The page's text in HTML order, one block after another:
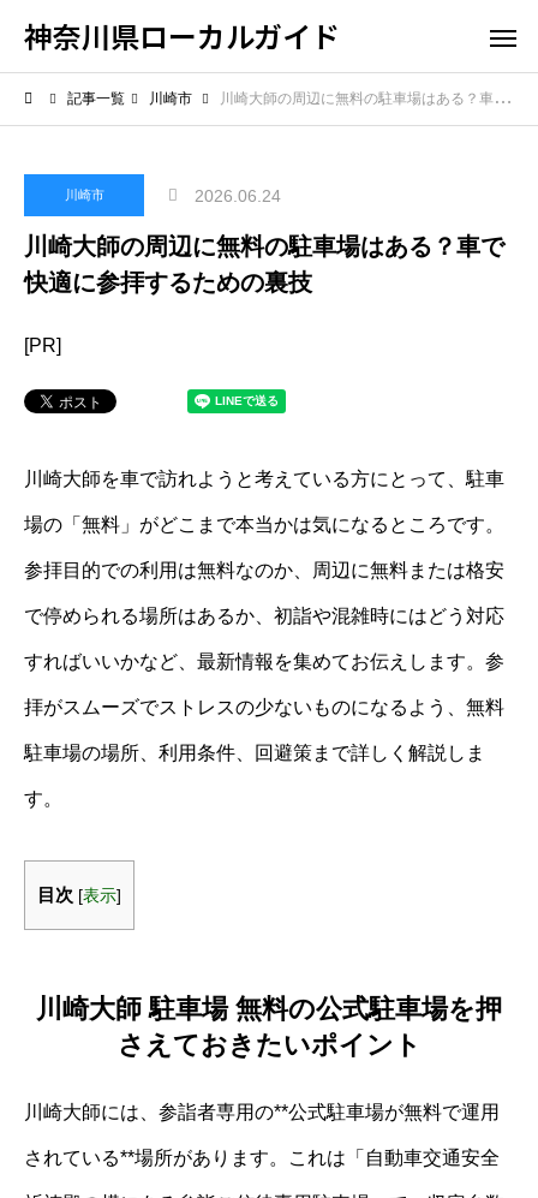
神奈川県ローカルガイド
記事一覧 川崎市 川崎大師の周辺に無料の駐車場はある？車で快適に参拝するための裏技
川崎市 2026.06.24
川崎大師の周辺に無料の駐車場はある？車で
快適に参拝するための裏技
[PR]
川崎大師を車で訪れようと考えている方にとって、駐車
場の「無料」がどこまで本当かは気になるところです。
参拝目的での利用は無料なのか、周辺に無料または格安
で停められる場所はあるか、初詣や混雑時にはどう対応
すればいいかなど、最新情報を集めてお伝えします。参
拝がスムーズでストレスの少ないものになるよう、無料
駐車場の場所、利用条件、回避策まで詳しく解説しま
す。
目次 [表示]
川崎大師 駐車場 無料の公式駐車場を押
さえておきたいポイント
川崎大師には、参詣者専用の**公式駐車場が無料で運用
されている**場所があります。これは「自動車交通安全